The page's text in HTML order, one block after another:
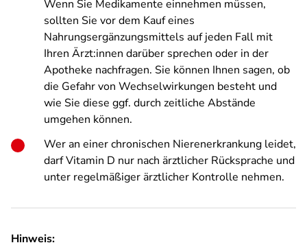
Wenn Sie Medikamente einnehmen müssen,
sollten Sie vor dem Kauf eines
Nahrungsergänzungsmittels auf jeden Fall mit
Ihren Ärzt:innen darüber sprechen oder in der
Apotheke nachfragen. Sie können Ihnen sagen, ob
die Gefahr von Wechselwirkungen besteht und
wie Sie diese ggf. durch zeitliche Abstände
umgehen können.
Wer an einer chronischen Nierenerkrankung leidet,
darf Vitamin D nur nach ärztlicher Rücksprache und
unter regelmäßiger ärztlicher Kontrolle nehmen.
Hinweis: